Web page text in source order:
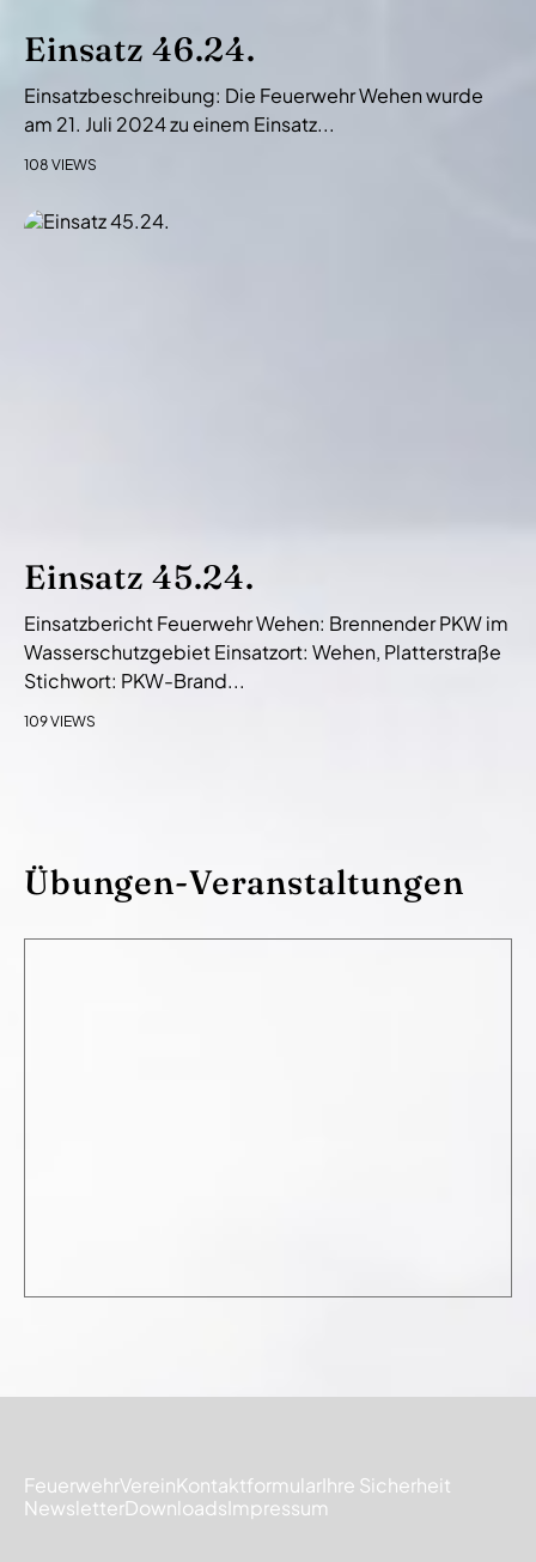
Einsatz 46.24.
Einsatzbeschreibung: Die Feuerwehr Wehen wurde
am 21. Juli 2024 zu einem Einsatz...
108 VIEWS
Einsatz 45.24.
Einsatzbericht Feuerwehr Wehen: Brennender PKW im
Wasserschutzgebiet Einsatzort: Wehen, Platterstraße
Stichwort: PKW-Brand...
109 VIEWS
Übungen-Veranstaltungen
FeuerwehrVereinKontaktformularIhre Sicherheit
NewsletterDownloadsImpressum